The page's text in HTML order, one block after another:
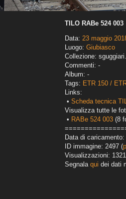
TILO RABe 524 003
Data: 23 maggio
Luogo: Giubiasco
Collezione:
Commenti: -
Album: -
Tags: ETR 150 /
Links:
• Scheda tecnica
Visualizza tutte le
• RABe 524 003 (8
Data di
ID immagine: 2497 (
Visualizzazioni: 1321
Segnala qui dei dati